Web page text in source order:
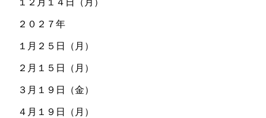
１２月１４日（月）
２０２７年
１月２５日（月）
２月１５日（月）
３月１９日（金）
４月１９日（月）